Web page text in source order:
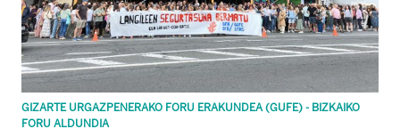
GIZARTE URGAZPENERAKO FORU ERAKUNDEA (GUFE) - BIZKAIKO
FORU ALDUNDIA